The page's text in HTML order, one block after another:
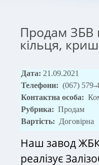
Продам ЗБВ
кільця,
Дата: 21.09.2021
Телефони: (067) 579-
Контактна особа:
Рубрика: Продам
Вартість: Договірна
Наш завод
реалізує